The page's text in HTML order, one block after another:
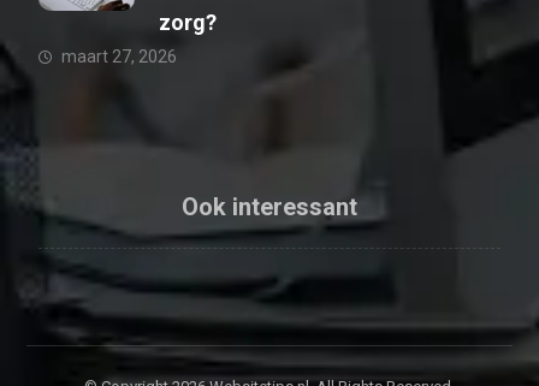
zorg?
maart 27, 2026
Ook interessant